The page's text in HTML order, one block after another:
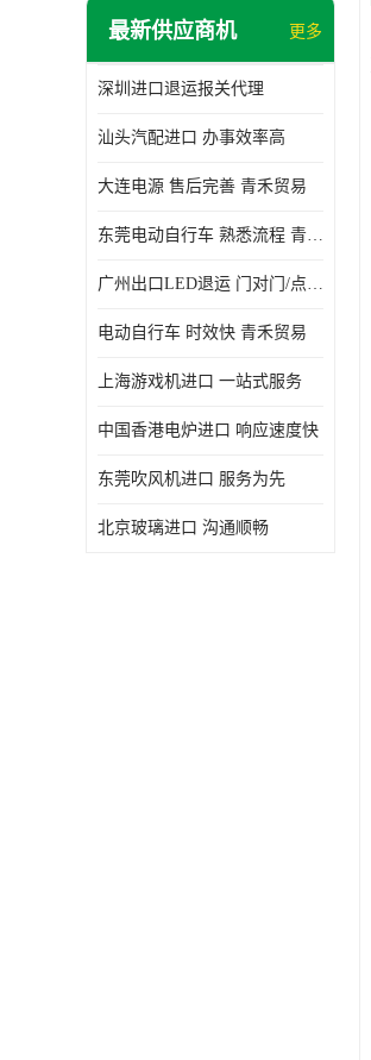
最新供应商机 更多
深圳进口退运报关代理
汕头汽配进口 办事效率高
大连电源 售后完善 青禾贸易
东莞电动自行车 熟悉流程 青禾贸易
广州出口LED退运 门对门/点对点
电动自行车 时效快 青禾贸易
上海游戏机进口 一站式服务
中国香港电炉进口 响应速度快
东莞吹风机进口 服务为先
北京玻璃进口 沟通顺畅